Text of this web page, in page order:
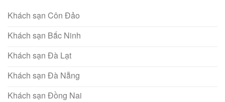
Khách sạn Côn Đảo
Khách sạn Bắc Ninh
Khách sạn Đà Lạt
Khách sạn Đà Nẵng
Khách sạn Đồng Nai